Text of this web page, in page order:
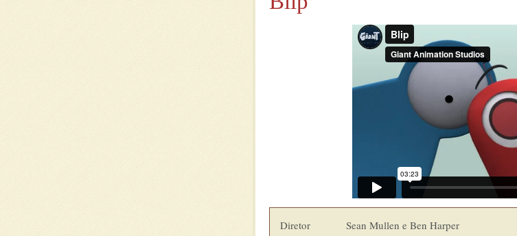
Diretor         	Sean Mullen e Ben Harper